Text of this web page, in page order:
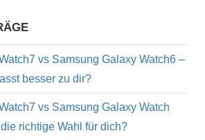
vs Samsung Galaxy Watch6 –
besser zu dir?
vs Samsung Galaxy Watch
richtige Wahl für dich?